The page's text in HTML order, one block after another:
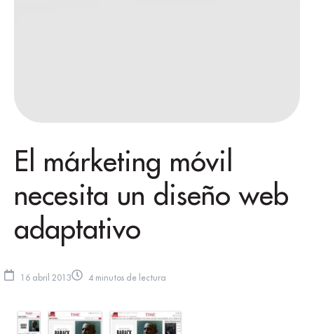
El márketing móvil
necesita un diseño web
adaptativo
16 abril 2013 4 minutos de lectura